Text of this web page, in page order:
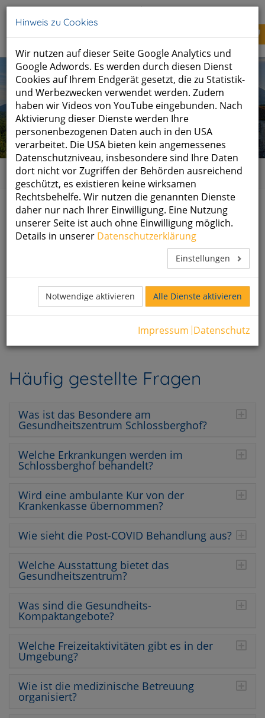
Tel: +49 (0)8651 700 50 info@schlossberghof.de
Home FAQ
GESUNDHEITSZENTRUM
SCHLOSSBERGHOF MARZOLL
FAQ
Häufig gestellte Fragen
Was ist das Besondere am
Gesundheitszentrum Schlossberghof?
Welche Erkrankungen werden im
Schlossberghof behandelt?
Wird eine ambulante Kur von der
Krankenkasse übernommen?
Wie sieht die Post-COVID Behandlung aus?
Welche Ausstattung bietet das
Gesundheitszentrum?
Was sind die Gesundheits-
Kompaktangebote?
Welche Freizeitaktivitäten gibt es in der
Umgebung?
Wie ist die medizinische Betreuung
organisiert?
Hinweis zu Cookies
Wir nutzen auf dieser Seite Google Analytics und
Google Adwords. Es werden durch diesen Dienst
Cookies auf Ihrem Endgerät gesetzt, die zu Statistik-
und Werbezwecken verwendet werden. Zudem
haben wir Videos von YouTube eingebunden. Nach
Aktivierung dieser Dienste werden Ihre
personenbezogenen Daten auch in den USA
verarbeitet. Die USA bieten kein angemessenes
Datenschutzniveau, insbesondere sind Ihre Daten
dort nicht vor Zugriffen der Behörden ausreichend
geschützt, es existieren keine wirksamen
Rechtsbehelfe. Wir nutzen die genannten Dienste
daher nur nach Ihrer Einwilligung. Eine Nutzung
unserer Seite ist auch ohne Einwilligung möglich.
Details in unserer Datenschutzerklärung
Einstellungen
Notwendige aktivieren Alle Dienste aktivieren
Impressum Datenschutz